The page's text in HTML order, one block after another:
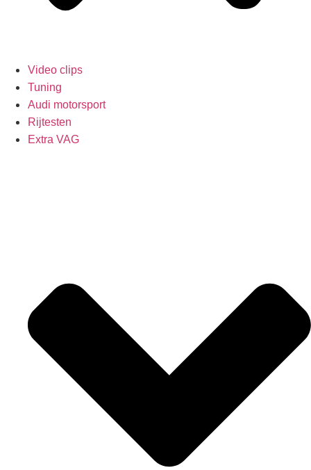
Video clips
Tuning
Audi motorsport
Rijtesten
Extra VAG